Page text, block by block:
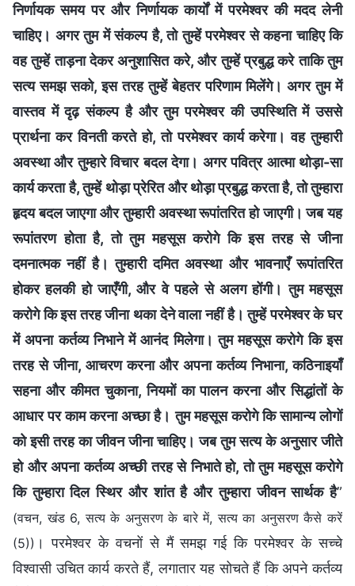
निर्णायक समय पर और निर्णायक कार्यों में परमेश्वर की मदद लेनी
चाहिए। अगर तुम में संकल्प है, तो तुम्हें परमेश्वर से कहना चाहिए कि
वह तुम्हें ताड़ना देकर अनुशासित करे, और तुम्हें प्रबुद्ध करे ताकि तुम
सत्य समझ सको, इस तरह तुम्हें बेहतर परिणाम मिलेंगे। अगर तुम में
वास्तव में दृढ़ संकल्प है और तुम परमेश्वर की उपस्थिति में उससे
प्रार्थना कर विनती करते हो, तो परमेश्वर कार्य करेगा। वह तुम्हारी
अवस्था और तुम्हारे विचार बदल देगा। अगर पवित्र आत्मा थोड़ा-सा
कार्य करता है, तुम्हें थोड़ा प्रेरित और थोड़ा प्रबुद्ध करता है, तो तुम्हारा
हृदय बदल जाएगा और तुम्हारी अवस्था रूपांतरित हो जाएगी। जब यह
रूपांतरण होता है, तो तुम महसूस करोगे कि इस तरह से जीना
दमनात्मक नहीं है। तुम्हारी दमित अवस्था और भावनाएँ रूपांतरित
होकर हलकी हो जाएँगी, और वे पहले से अलग होंगी। तुम महसूस
करोगे कि इस तरह जीना थका देने वाला नहीं है। तुम्हें परमेश्वर के घर
में अपना कर्तव्य निभाने में आनंद मिलेगा। तुम महसूस करोगे कि इस
तरह से जीना, आचरण करना और अपना कर्तव्य निभाना, कठिनाइयाँ
सहना और कीमत चुकाना, नियमों का पालन करना और सिद्धांतों के
आधार पर काम करना अच्छा है। तुम महसूस करोगे कि सामान्य लोगों
को इसी तरह का जीवन जीना चाहिए। जब तुम सत्य के अनुसार जीते
हो और अपना कर्तव्य अच्छी तरह से निभाते हो, तो तुम महसूस करोगे
कि तुम्हारा दिल स्थिर और शांत है और तुम्हारा जीवन सार्थक है”
(वचन, खंड 6, सत्य के अनुसरण के बारे में, सत्य का अनुसरण कैसे करें
(5)) । परमेश्वर के वचनों से मैं समझ गई कि परमेश्वर के सच्चे
विश्वासी उचित कार्य करते हैं, लगातार यह सोचते हैं कि अपने कर्तव्य